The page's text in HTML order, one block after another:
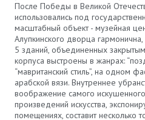
После Победы в Великой
использовались под
масштабный объект - музейная
Алупкинского дворца
5 зданий, объединенных
корпуса выстроены в жанрах:
“мавританский стиль”, на одном
арабской вязи. Внутреннее
воображение самого искушенного
произведений искусства,
помещениях, составит несколько